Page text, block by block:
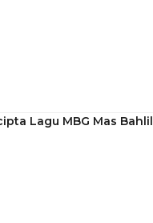
Lagu MBG Mas Bahlil